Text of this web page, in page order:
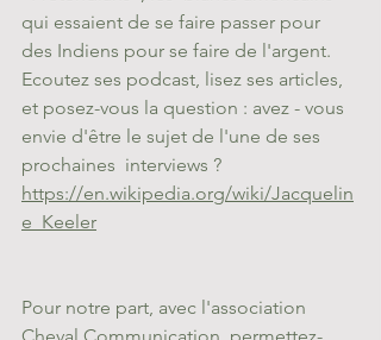
qui essaient de se faire passer pour
des Indiens pour se faire de l'argent.
Ecoutez ses podcast, lisez ses articles,
et posez-vous la question : avez - vous
envie d'être le sujet de l'une de ses
prochaines  interviews ?
https://en.wikipedia.org/wiki/Jacquelin
e_Keeler
Pour notre part, avec l'association